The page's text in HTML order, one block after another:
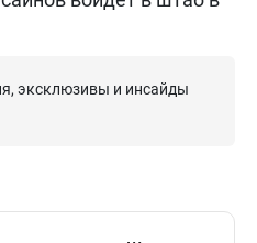
эксклюзивы и инсайды